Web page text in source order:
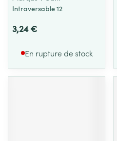
Intraversable 12
3,24 €
En rupture de stock